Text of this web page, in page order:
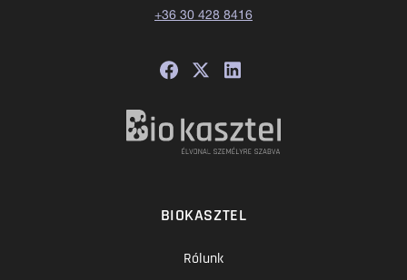
+36 30 428 8416
BIOKASZTEL
Rólunk